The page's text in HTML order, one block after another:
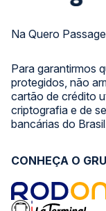
Na Quero
Para garantirmos
protegidos, não
cartão de crédito
criptografia e de
bancárias do
CONHEÇA O